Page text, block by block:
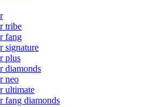
tribe
fang
signature
plus
diamonds
neo
ultimate
fang diamonds